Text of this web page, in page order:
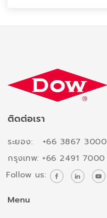
ติดต่อเรา
ระยอง: +66 3867 3000
กรุงเทพ: +66 2491 7000
Follow us:
Menu